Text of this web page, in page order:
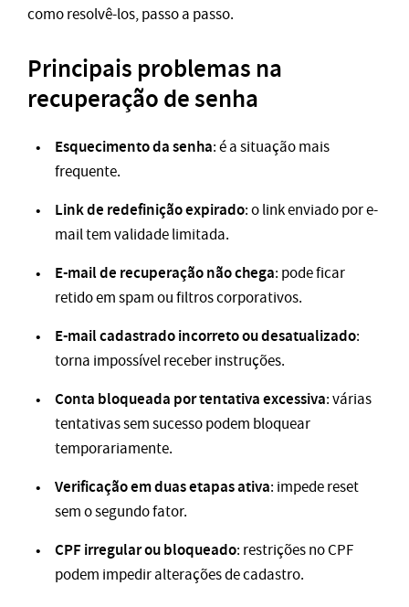
como resolvê-los, passo a passo.
Principais problemas na
recuperação de senha
Esquecimento da senha: é a situação mais
frequente.
Link de redefinição expirado: o link enviado por e-
mail tem validade limitada.
E-mail de recuperação não chega: pode ficar
retido em spam ou filtros corporativos.
E-mail cadastrado incorreto ou desatualizado:
torna impossível receber instruções.
Conta bloqueada por tentativa excessiva: várias
tentativas sem sucesso podem bloquear
temporariamente.
Verificação em duas etapas ativa: impede reset
sem o segundo fator.
CPF irregular ou bloqueado: restrições no CPF
podem impedir alterações de cadastro.